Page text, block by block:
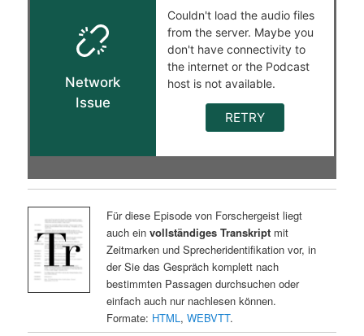
Für diese Episode von Forschergeist liegt
auch ein vollständiges Transkriptmit
Zeitmarken und Sprecheridentifikation vor, in
der Sie das Gespräch komplett nach
bestimmten Passagen durchsuchen oder
einfach auch nur nachlesen können.
Formate: HTML, WEBVTT.